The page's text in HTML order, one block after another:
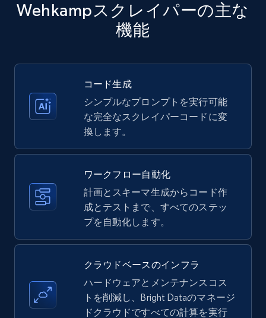
price, Currency, Availability, Reviews count, and
Amazon products - Collects products by
specific keywords
Title, Seller name, Brand, Description, Initial
35.2K+ 5.7K+ 無料トライアル
Amazon products - find products by using
upc numbers
Title, Seller name, Brand, Description, Initial
price, Currency, Availability, Reviews count, and
Wehkampスクレイパーの主な
機能
コード生成
シンプルなプロンプトを実行可能
な完全なスクレイパーコードに変
換します。
ワークフロー自動化
計画とスキーマ生成からコード作
成とテストまで、すべてのステッ
プを自動化します。
クラウドベースのインフラ
ハードウェアとメンテナンスコス
トを削減し、Bright Dataのマネージ
ドクラウドですべての計算を実行